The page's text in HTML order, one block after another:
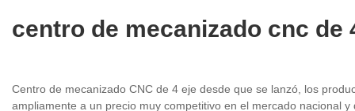
centro de mecanizado cnc de
Centro de mecanizado CNC de 4 eje desde que se lanzó, los
ampliamente a un precio muy competitivo en el mercado nacional